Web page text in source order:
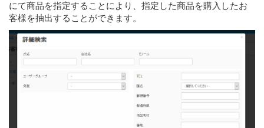
にて商品を指定することにより、指定した商品を購入したお
客様を抽出することができます。